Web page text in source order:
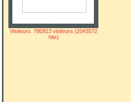
Visiteurs. 780913 visiteurs (2043572
hits)